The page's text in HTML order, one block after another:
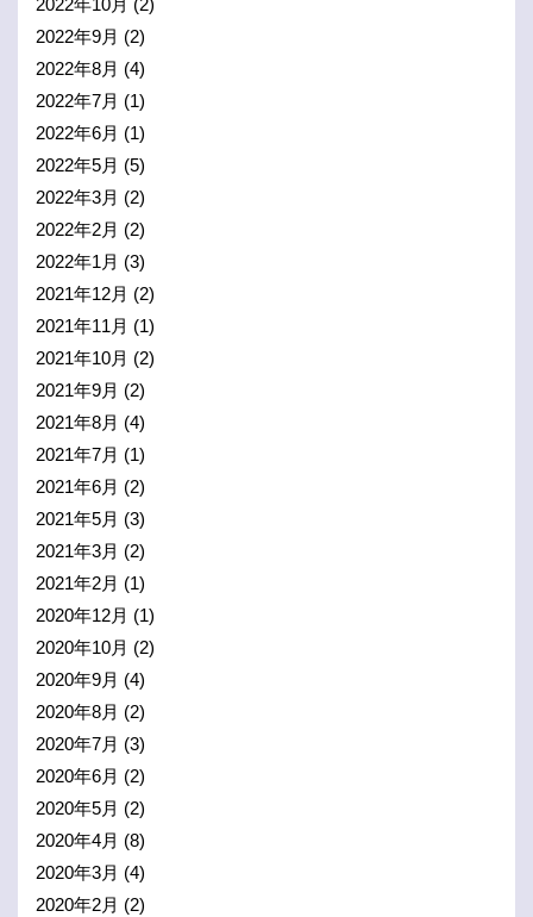
2022年10月 (2)
2022年9月 (2)
2022年8月 (4)
2022年7月 (1)
2022年6月 (1)
2022年5月 (5)
2022年3月 (2)
2022年2月 (2)
2022年1月 (3)
2021年12月 (2)
2021年11月 (1)
2021年10月 (2)
2021年9月 (2)
2021年8月 (4)
2021年7月 (1)
2021年6月 (2)
2021年5月 (3)
2021年3月 (2)
2021年2月 (1)
2020年12月 (1)
2020年10月 (2)
2020年9月 (4)
2020年8月 (2)
2020年7月 (3)
2020年6月 (2)
2020年5月 (2)
2020年4月 (8)
2020年3月 (4)
2020年2月 (2)